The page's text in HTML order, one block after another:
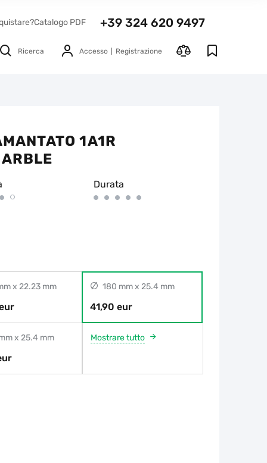
Catalogo PDF +39 324 620 9497
Ricerca Accesso Registrazione
1A1R
Durata
x 22.23 mm 180 mm x 25.4 mm
41,90 eur
x 25.4 mm Mostrare tutto